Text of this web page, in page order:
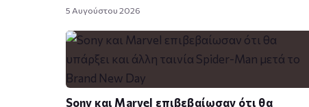
5 Αυγούστου 2026
Sony και Marvel επιβεβαίωσαν ότι θα